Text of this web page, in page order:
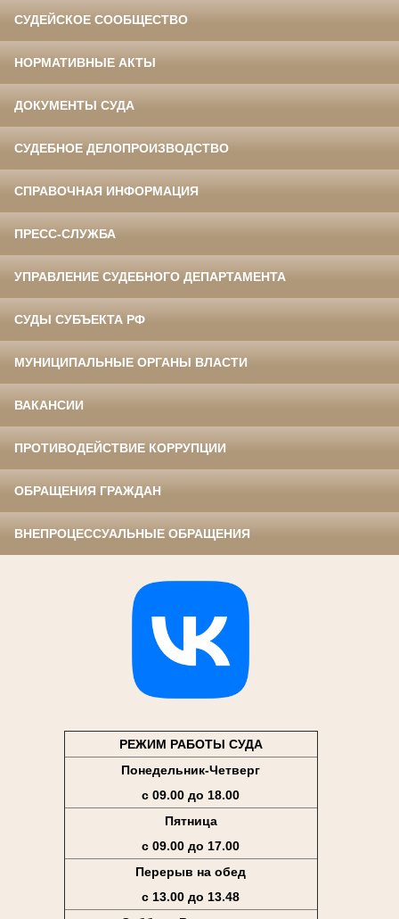
СУДЕЙСКОЕ СООБЩЕСТВО
НОРМАТИВНЫЕ АКТЫ
ДОКУМЕНТЫ СУДА
СУДЕБНОЕ ДЕЛОПРОИЗВОДСТВО
СПРАВОЧНАЯ ИНФОРМАЦИЯ
ПРЕСС-СЛУЖБА
УПРАВЛЕНИЕ СУДЕБНОГО ДЕПАРТАМЕНТА
СУДЫ СУБЪЕКТА РФ
МУНИЦИПАЛЬНЫЕ ОРГАНЫ ВЛАСТИ
ВАКАНСИИ
ПРОТИВОДЕЙСТВИЕ КОРРУПЦИИ
ОБРАЩЕНИЯ ГРАЖДАН
ВНЕПРОЦЕССУАЛЬНЫЕ ОБРАЩЕНИЯ
РЕЖИМ РАБОТЫ СУДА
Понедельник-Четверг
с 09.00 до 18.00
Пятница
с 09.00 до 17.00
Перерыв на обед
с 13.00 до 13.48